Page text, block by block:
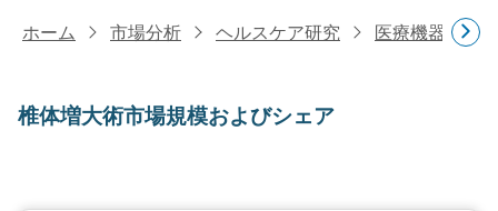
ホーム 市場分析 ヘルスケア研究 医療機器研究
椎体増大術市場規模およびシェア